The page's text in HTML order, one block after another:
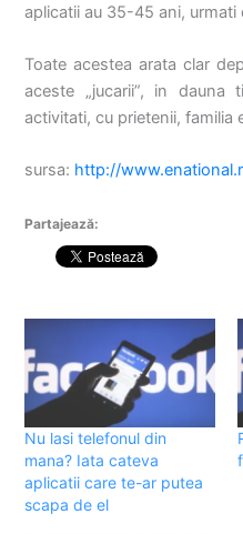
aplicatii au 35-45 ani,
Toate acestea arata clar
aceste „jucarii”, in dauna
activitati, cu prietenii, familia
sursa: http://
Partajează:
Nu lasi telefonul din
mana? Iata cateva
aplicatii care te-ar putea
scapa de el